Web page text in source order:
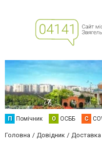
П Помічник О ОСББ C
Головна Довідник